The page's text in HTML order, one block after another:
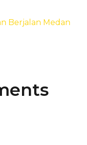
Berjalan Medan